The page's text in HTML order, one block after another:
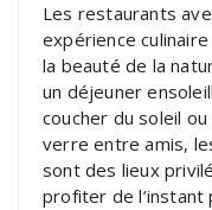
Les restaurants
expérience
la beauté de la
un déjeuner
coucher du soleil
verre entre amis,
sont des lieux
profiter de l’instant